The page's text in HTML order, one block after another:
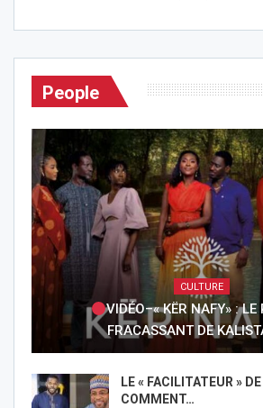
People
CULTURE
VIDÉO–« KËR NAFY» : LE
FRACASSANT DE
LE « FACILITATEUR »
COMMENT…